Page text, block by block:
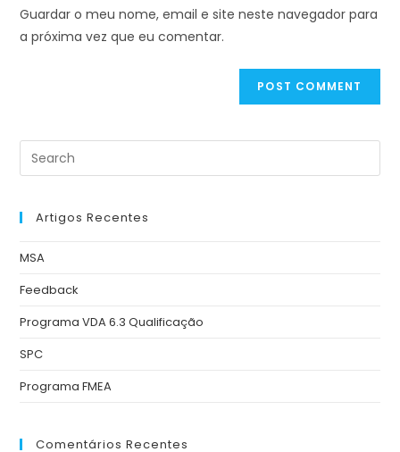
Guardar o meu nome, email e site neste navegador para
a próxima vez que eu comentar.
Artigos Recentes
MSA
Feedback
Programa VDA 6.3 Qualificação
SPC
Programa FMEA
Comentários Recentes